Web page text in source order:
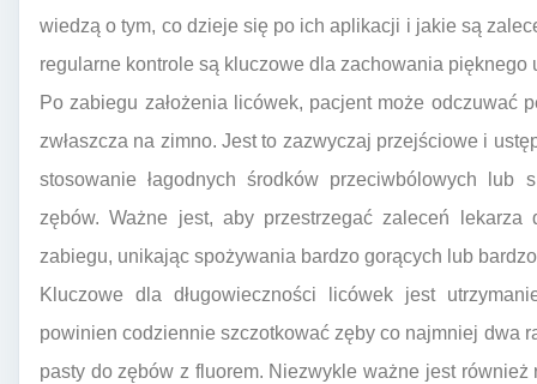
wiedzą o tym, co dzieje się po ich aplikacji i jakie są
regularne kontrole są kluczowe dla zachowania pięknego
Po zabiegu założenia licówek, pacjent może odczuwać
zwłaszcza na zimno. Jest to zazwyczaj przejściowe i
stosowanie łagodnych środków przeciwbólowych
zębów. Ważne jest, aby przestrzegać zaleceń
zabiegu, unikając spożywania bardzo gorących lub
Kluczowe dla długowieczności licówek jest
powinien codziennie szczotkować zęby co najmniej dwa
pasty do zębów z fluorem. Niezwykle ważne jest